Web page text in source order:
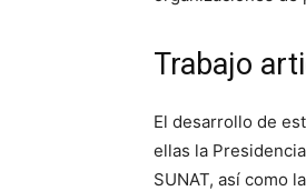
Trabajo
El desarrollo de
ellas la
SUNAT, así como